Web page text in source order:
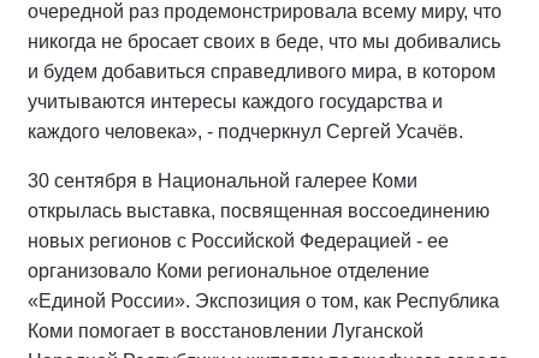
очередной раз продемонстрировала всему миру, что
никогда не бросает своих в беде, что мы добивались
и будем добавиться справедливого мира, в котором
учитываются интересы каждого государства и
каждого человека», - подчеркнул Сергей Усачёв.
30 сентября в Национальной галерее Коми
открылась выставка, посвященная воссоединению
новых регионов с Российской Федерацией - ее
организовало Коми региональное отделение
«Единой России». Экспозиция о том, как Республика
Коми помогает в восстановлении Луганской